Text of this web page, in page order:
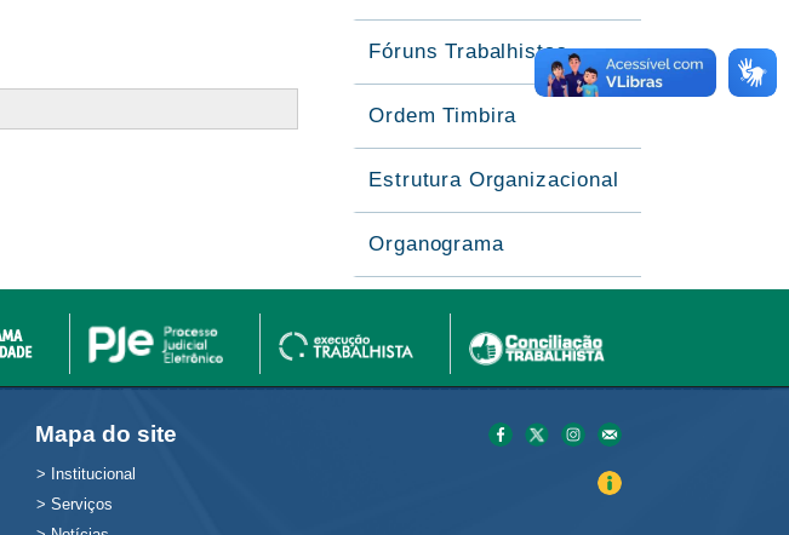
Fóruns Trabalhistas
Ordem Timbira
Estrutura Organizacional
Organograma
Mapa do site
> Institucional
> Serviços